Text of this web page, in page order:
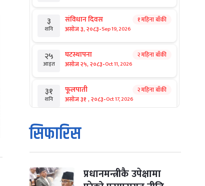
३
शनि
संविधान दिवस
असोज ३, २०८३-Sep 19, 2026
१ महिना बाँकी
२५
आइत
घटस्थापना
असोज २५, २०८३-Oct 11, 2026
२ महिना बाँकी
३१
शनि
फूलपाती
असोज ३१ , २०८३-Oct 17, 2026
२ महिना बाँकी
१
आइत
कार्तिक सङ्क्रान्ति
कार्तिक १, २०८३
मंगल कार्तिक ३, २०८३-Oct 20, 2026
सिफारिस
प्रधानमन्त्रीकै उपेक्षामा